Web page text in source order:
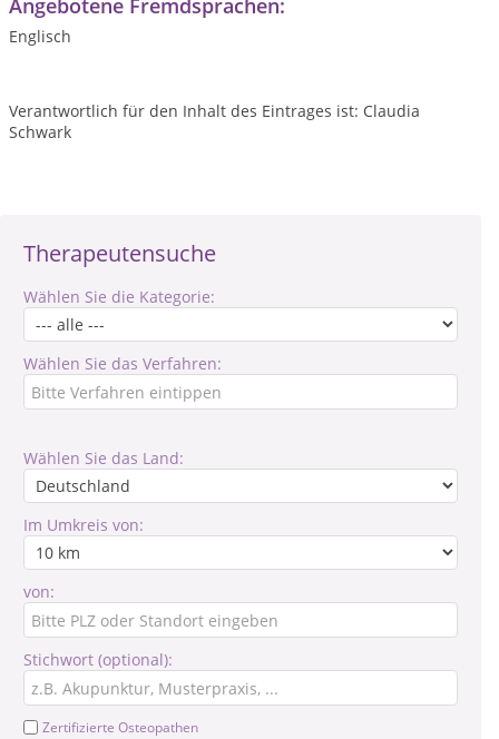
Therapeutensuche
Wählen Sie die Kategorie:
Wählen Sie das Verfahren:
Wählen Sie das Land:
Im Umkreis von:
von:
Stichwort (optional):
Zertifizierte Osteopathen
Angebotene Fremdsprachen:
Englisch
Verantwortlich für den Inhalt des Eintrages ist: Claudia
Schwark